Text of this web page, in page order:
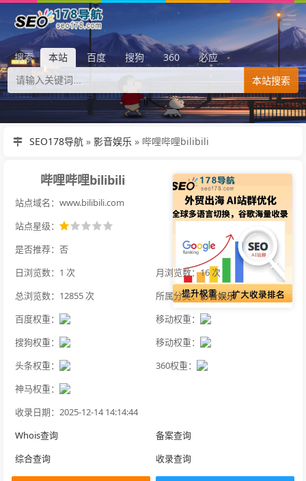
搜索 本站 百度 搜狗 360 必应
本站搜索
SEO178导航 » 影音娱乐 » 哔哩哔哩bilibili
哔哩哔哩bilibili
站点域名：www.bilibili.com
站点星级：
是否推荐：否
日浏览数：1 次
月浏览数：16 次
总浏览数：12855 次
所属分类：影音娱乐
百度权重：
移动权重：
搜狗权重：
移动权重：
头条权重：
360权重：
神马权重：
收录日期：2025-12-14 14:14:44
Whois查询
备案查询
综合查询
收录查询